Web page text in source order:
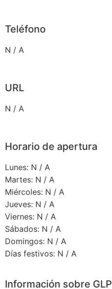
Teléfono
N / A
URL
N / A
Horario de apertura
Lunes: N / A
Martes: N / A
Miércoles: N / A
Jueves: N / A
Viernes: N / A
Sábados: N / A
Domingos: N / A
Días festivos: N / A
Información sobre GLP